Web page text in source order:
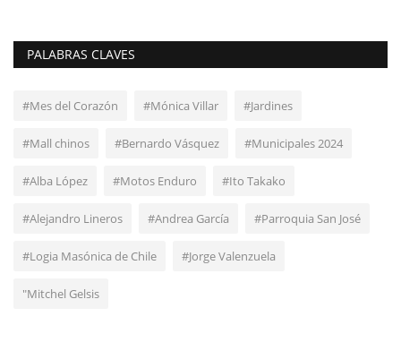
PALABRAS CLAVES
#Mes del Corazón #Mónica Villar #Jardines
#Mall chinos #Bernardo Vásquez #Municipales 2024
#Alba López #Motos Enduro #Ito Takako
#Alejandro Lineros #Andrea García #Parroquia San José
#Logia Masónica de Chile #Jorge Valenzuela
"Mitchel Gelsis